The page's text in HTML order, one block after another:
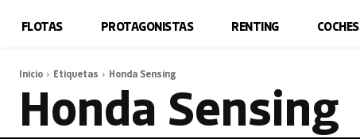
FLOTAS PROTAGONISTAS RENTING COCHES
Inicio Etiquetas Honda Sensing
Honda Sensing